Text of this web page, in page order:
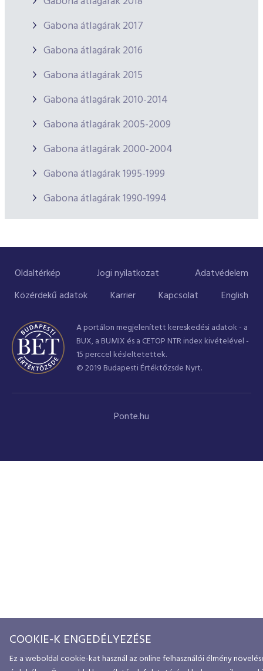
Gabona átlagárak 2017
Gabona átlagárak 2016
Gabona átlagárak 2015
Gabona átlagárak 2010-2014
Gabona átlagárak 2005-2009
Gabona átlagárak 2000-2004
Gabona átlagárak 1995-1999
Gabona átlagárak 1990-1994
Oldaltérkép Jogi nyilatkozat
Adatvédelem
Közérdekű adatok
Karrier Kapcsolat English
A portálon megjelenített kereskedési adatok - a
BUX, a BUMIX és a CETOP NTR index kivételével -
15 perccel késleltetettek.
© 2019 Budapesti Értéktőzsde Nyrt.
Ponte.hu
COOKIE-K ENGEDÉLYEZÉSE
Ez a weboldal cookie-kat használ az online felhasználói élmény